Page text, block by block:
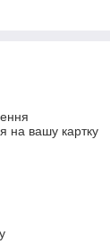
на вашу картку